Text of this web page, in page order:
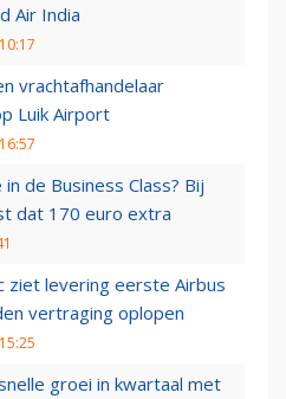
Air India
vrachtafhandelaar
Luik Airport
de Business Class? Bij
dat 170 euro extra
ziet levering eerste Airbus
vertraging oplopen
groei in kwartaal met